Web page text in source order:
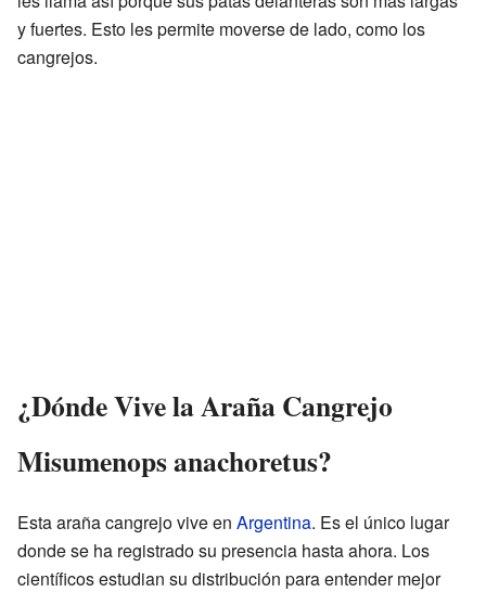
y fuertes. Esto les permite moverse de lado, como los
cangrejos.
¿Dónde Vive la Araña Cangrejo
Misumenops anachoretus?
Esta araña cangrejo vive en Argentina. Es el único lugar
donde se ha registrado su presencia hasta ahora. Los
científicos estudian su distribución para entender mejor